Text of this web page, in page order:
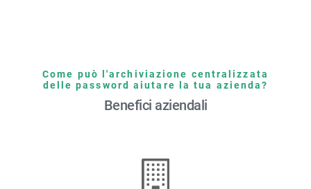
Come può l'archiviazione centralizzata
delle password aiutare la tua azienda?
Benefici aziendali